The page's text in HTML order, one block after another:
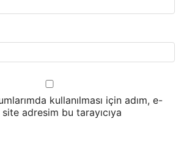
kullanılması için adım, e-
adresim bu tarayıcıya